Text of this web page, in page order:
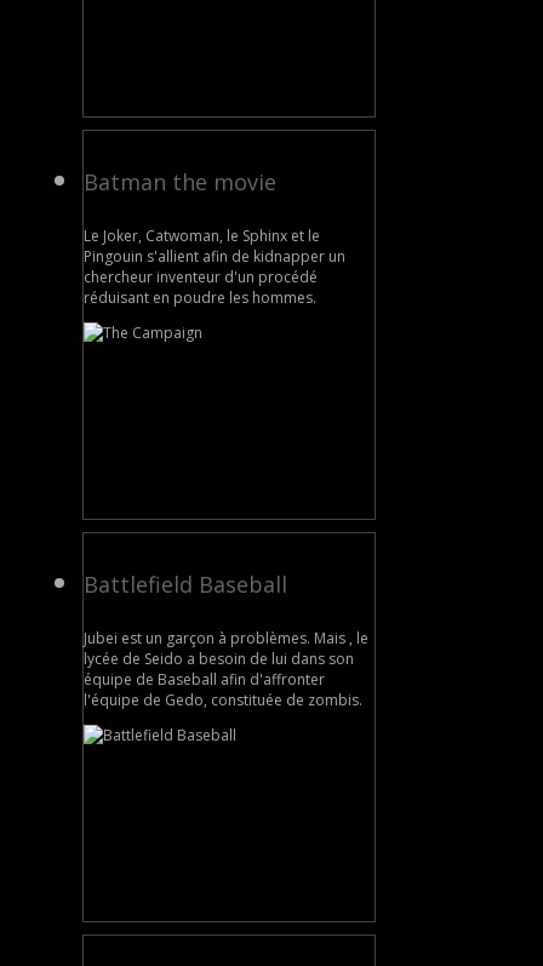
Batman the movie
Le Joker, Catwoman, le Sphinx et le
Pingouin s'allient afin de kidnapper un
chercheur inventeur d'un procédé
réduisant en poudre les hommes.
Battlefield Baseball
Jubei est un garçon à problèmes. Mais , le
lycée de Seido a besoin de lui dans son
équipe de Baseball afin d'affronter
l'équipe de Gedo, constituée de zombis.